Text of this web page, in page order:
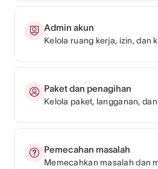
Admin akun
Kelola ruang kerja, izin, dan
Paket dan penagihan
Kelola paket, langganan,
Pemecahan masalah
Memecahkan masalah dan